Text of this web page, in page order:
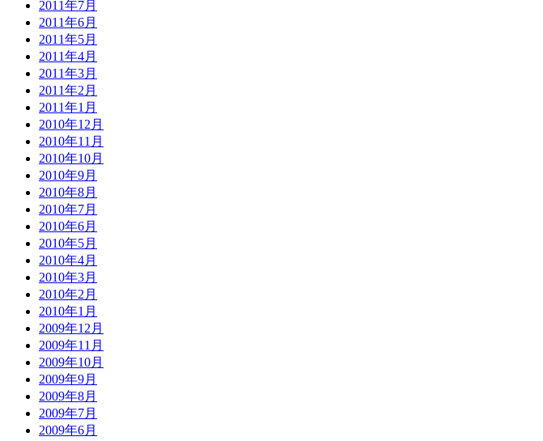
2011年7月
2011年6月
2011年5月
2011年4月
2011年3月
2011年2月
2011年1月
2010年12月
2010年11月
2010年10月
2010年9月
2010年8月
2010年7月
2010年6月
2010年5月
2010年4月
2010年3月
2010年2月
2010年1月
2009年12月
2009年11月
2009年10月
2009年9月
2009年8月
2009年7月
2009年6月